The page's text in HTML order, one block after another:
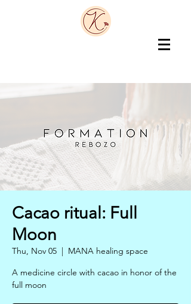
Cacao ritual: Full
Moon
Thu, Nov 05
  |
MANA healing space
A medicine circle with cacao in honor of the
full moon